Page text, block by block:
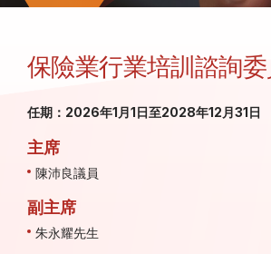
保險業行業培訓諮詢
任期： 2026年1 月1日至2028年12 月31日
主席
陳沛良議員
副主席
朱永耀先生